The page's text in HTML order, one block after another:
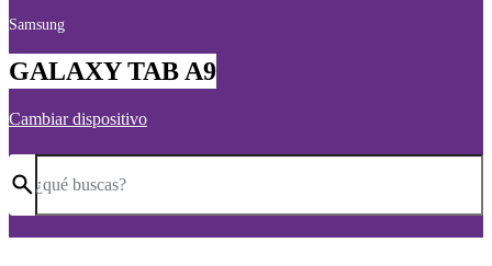
Samsung
GALAXY TAB A9
Cambiar dispositivo
¿qué buscas?